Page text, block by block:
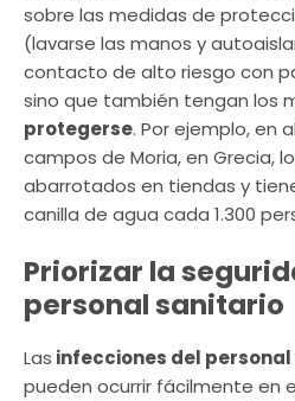
sobre las medidas de
(lavarse las manos y
contacto de alto riesgo con
sino que también tengan los
protegerse. Por ejemplo, en
campos de Moria, en Grecia,
abarrotados en tiendas y
canilla de agua cada 1.300
Priorizar la
personal sanitario
Las infecciones del
pueden ocurrir fácilmente en